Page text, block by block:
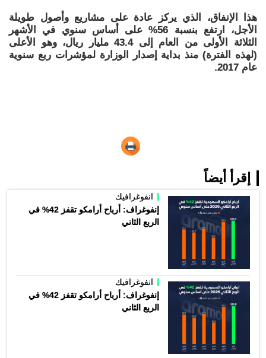
هذا الإنفاق، الذي يركز عادة على مشاريع وأصول طويلة
الأجل، ارتفع بنسبة 56% على أساس سنوي في الأشهر
الثلاثة الأولى من العام إلى 43.4 مليار ريال، وهو الأعلى
(لهذه الفترة) منذ بداية إصدار الوزارة لمؤشرات ربع سنوية
عام 2017.
إقرأ أيضاً
انفوغرافيك
إنفوغراف: أرباح أرامكو تقفز 42% في
الربع الثاني
انفوغرافيك
إنفوغراف: أرباح أرامكو تقفز 42% في
الربع الثاني